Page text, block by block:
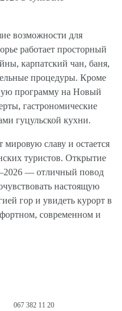
возможности для
работает просторный
карпатский чан, баня,
процедуры. Кроме
программу на Новый
гастрономические
гуцульской кухни.
славу и остается
туристов. Открытие
— отличный повод
настоящую
гор и увидеть курорт в
современном и
067 382 11 20